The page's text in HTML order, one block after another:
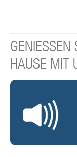
GENIESSEN
HAUSE MIT